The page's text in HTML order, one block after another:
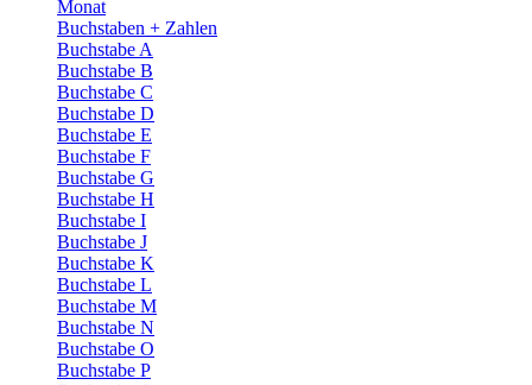
Monat
Buchstaben + Zahlen
Buchstabe A
Buchstabe B
Buchstabe C
Buchstabe D
Buchstabe E
Buchstabe F
Buchstabe G
Buchstabe H
Buchstabe I
Buchstabe J
Buchstabe K
Buchstabe L
Buchstabe M
Buchstabe N
Buchstabe O
Buchstabe P